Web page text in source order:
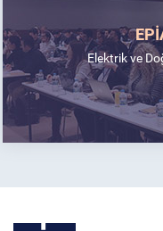
Elektrik ve